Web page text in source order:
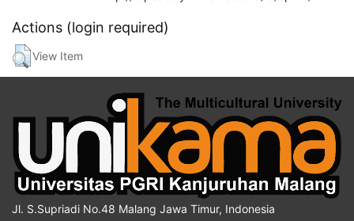
Actions (login required)
View Item
Jl. S.Supriadi No.48 Malang Jawa Timur, Indonesia